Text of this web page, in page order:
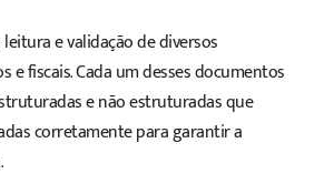
e validação de diversos
e fiscais. Cada um desses documentos
e não estruturadas que
corretamente para garantir a